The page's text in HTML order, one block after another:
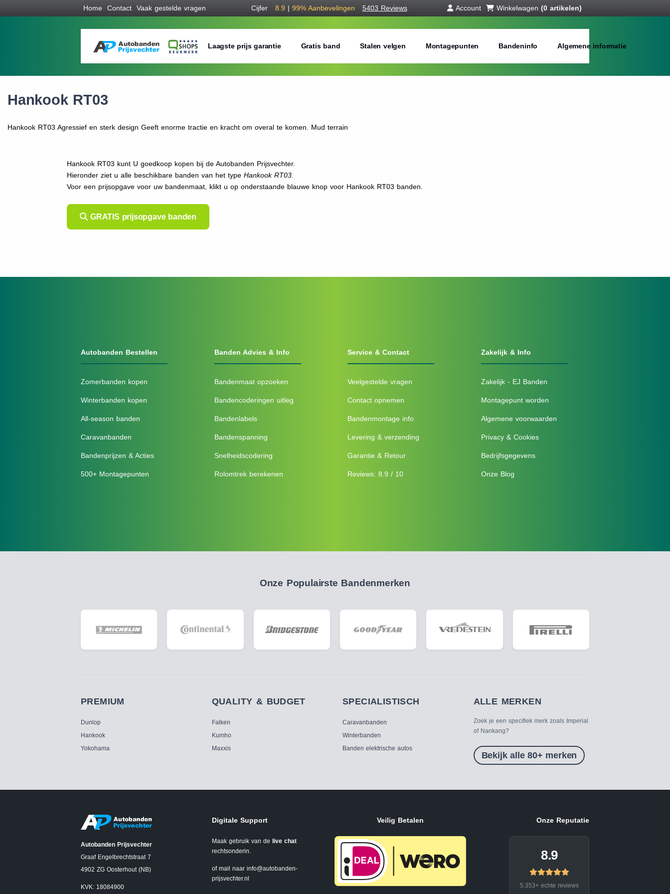
Home Contact Vaak gestelde vragen Cijfer 8.9 | 99% Aanbevelingen 5403 Reviews Account Winkelwagen (0 artikelen)
Laagste prijs garantie Gratis band Stalen velgen Montagepunten Bandeninfo Algemene informatie
Hankook RT03
Hankook RT03 Agressief en sterk design Geeft enorme tractie en kracht om overal te komen. Mud terrain
Hankook RT03 kunt U goedkoop kopen bij de Autobanden Prijsvechter.
Hieronder ziet u alle beschikbare banden van het typeHankook RT03.
Voor een prijsopgave voor uw bandenmaat, klikt u op onderstaande blauwe knop voor Hankook RT03 banden.
GRATIS prijsopgave banden
Autobanden Bestellen
Zomerbanden kopen
Winterbanden kopen
All-season banden
Caravanbanden
Bandenprijzen & Acties
500+ Montagepunten
Banden Advies & Info
Bandenmaat opzoeken
Bandencoderingen uitleg
Bandenlabels
Bandenspanning
Snelheidscodering
Rolomtrek berekenen
Service & Contact
Veelgestelde vragen
Contact opnemen
Bandenmontage info
Levering & verzending
Garantie & Retour
Reviews: 8.9 / 10
Zakelijk & Info
Zakelijk - EJ Banden
Montagepunt worden
Algemene voorwaarden
Privacy & Cookies
Bedrijfsgegevens
Onze Blog
Onze Populairste Bandenmerken
PREMIUM
Dunlop
Hankook
Yokohama
QUALITY & BUDGET
Falken
Kumho
Maxxis
SPECIALISTISCH
Caravanbanden
Winterbanden
Banden elektrische autos
ALLE MERKEN
Zoek je een specifiek merk zoals Imperial
of Nankang?
Bekijk alle 80+ merken
Autobanden Prijsvechter
Graaf Engelbrechtstraat 7
4902 ZG Oosterhout (NB)
KVK: 18084900
Digitale Support
Maak gebruik van de live chat
rechtsonderin.
of mail naar info@autobanden-
prijsvechter.nl
Veilig Betalen Onze Reputatie
8.9
5.353+ echte reviews